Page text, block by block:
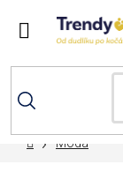
DomůMóda